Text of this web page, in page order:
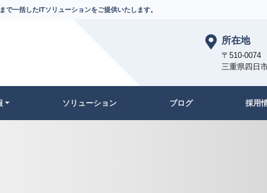
一括したITソリューションをご提供いたします。
所在地
〒510-0074
三重県四日
ソリューション ブログ 採用